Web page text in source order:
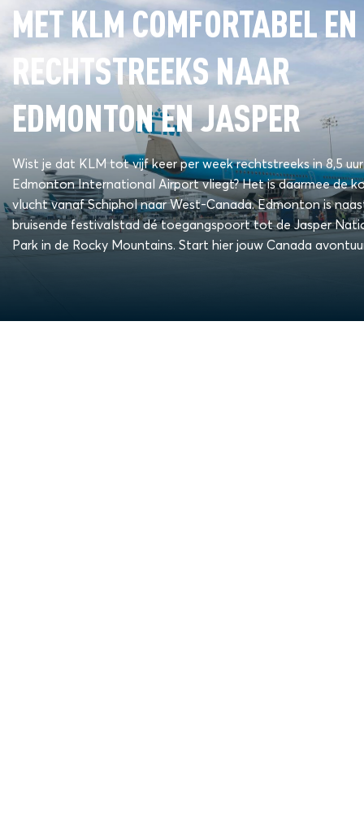
MET KLM COMFORTABEL EN
RECHTSTREEKS NAAR
EDMONTON EN JASPER
Wist je dat KLM tot vijf keer per week rechtstreeks in 8,5
Edmonton International Airport vliegt? Het is daarmee de
vlucht vanaf Schiphol naar West-Canada. Edmonton is
bruisende festivalstad dé toegangspoort tot de Jasper
Park in de Rocky Mountains. Start hier jouw Canada